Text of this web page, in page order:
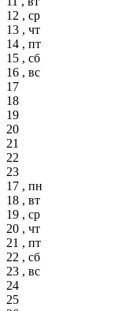
12 , ср
13 , чт
14 , пт
15 , сб
16 , вс
17
18
19
20
21
22
23
17 , пн
18 , вт
19 , ср
20 , чт
21 , пт
22 , сб
23 , вс
24
25